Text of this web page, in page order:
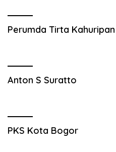
Perumda Tirta Kahuripan
Anton S Suratto
PKS Kota Bogor